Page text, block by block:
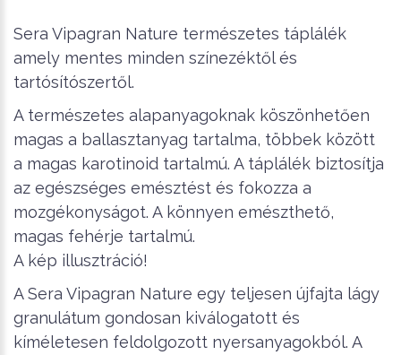
Sera Vipagran Nature természetes táplálék
amely mentes minden színezéktől és
tartósítószertől.
A természetes alapanyagoknak köszönhetően
magas a ballasztanyag tartalma, többek között
a magas karotinoid tartalmú. A táplálék biztosítja
az egészséges emésztést és fokozza a
mozgékonyságot. A könnyen emészthető,
magas fehérje tartalmú.
A kép illusztráció!
A Sera Vipagran Nature egy teljesen újfajta lágy
granulátum gondosan kiválogatott és
kíméletesen feldolgozott nyersanyagokból. A